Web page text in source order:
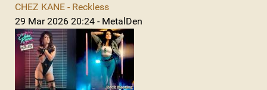
CHEZ KANE - Reckless
29 Mar 2026 20:24 - MetalDen